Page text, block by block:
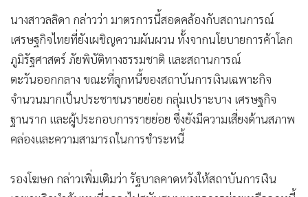
นางสาวลลิดา กล่าวว่า มาตรการนี้สอดคล้องกับสถานการณ์
เศรษฐกิจไทยที่ยังเผชิญความผันผวน ทั้งจากนโยบายการค้าโลก
ภูมิรัฐศาสตร์ ภัยพิบัติทางธรรมชาติ และสถานการณ์
ตะวันออกกลาง ขณะที่ลูกหนี้ของสถาบันการเงินเฉพาะกิจ
จำนวนมากเป็นประชาชนรายย่อย กลุ่มเปราะบาง เศรษฐกิจ
ฐานราก และผู้ประกอบการรายย่อย ซึ่งยังมีความเสี่ยงด้านสภาพ
คล่องและความสามารถในการชำระหนี้
รองโฆษก กล่าวเพิ่มเติมว่า รัฐบาลคาดหวังให้สถาบันการเงิน
เฉพาะกิจนำต้นทุนที่ลดลงไปสนับสนุนมาตรการช่วยเหลือลูกหนี้